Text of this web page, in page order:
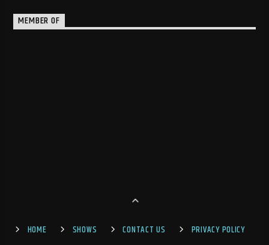
MEMBER OF
HOME SHOWS CONTACT US PRIVACY POLICY